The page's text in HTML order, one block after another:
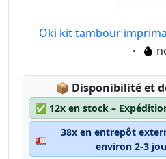
Oki kit tambour
📦 Lagerstatus:
Disponibilité et
✅ 12x en stock –
🚛
38x en entrepôt
environ 2-3